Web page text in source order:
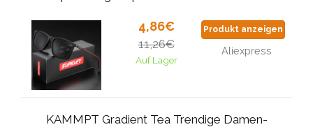
4,86€
11,26€
Auf Lager
Produkt anzeigen
Aliexpress
KAMMPT Gradient Tea Trendige Damen-